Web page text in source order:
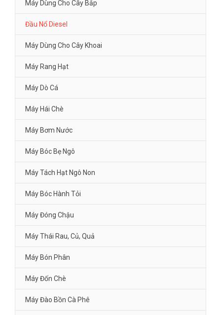
Máy Dùng Cho Cây Bắp
Đầu Nổ Diesel
Máy Dùng Cho Cây Khoai
Máy Rang Hạt
Máy Dò Cá
Máy Hái Chè
Máy Bơm Nước
Máy Bóc Bẹ Ngô
Máy Tách Hạt Ngô Non
Máy Bóc Hành Tỏi
Máy Đóng Chậu
Máy Thái Rau, Củ, Quả
Máy Bón Phân
Máy Đốn Chè
Máy Đào Bồn Cà Phê